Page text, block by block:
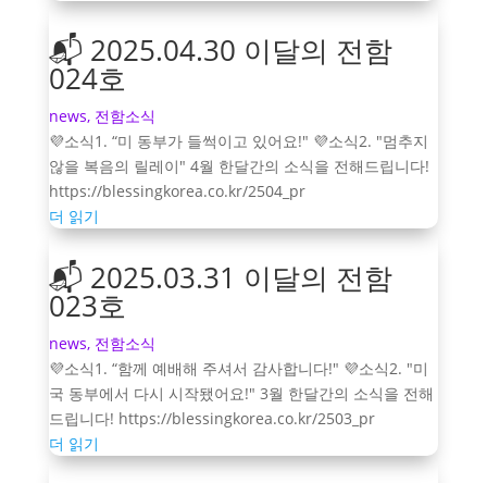
📬 2025.04.30 이달의 전함
024호
news, 전함소식
💜소식1. “미 동부가 들썩이고 있어요!" 💜소식2. "멈추지
않을 복음의 릴레이" 4월 한달간의 소식을 전해드립니다!
https://blessingkorea.co.kr/2504_pr
더 읽기
📬 2025.03.31 이달의 전함
023호
news, 전함소식
💜소식1. “함께 예배해 주셔서 감사합니다!" 💜소식2. "미
국 동부에서 다시 시작됐어요!" 3월 한달간의 소식을 전해
드립니다! https://blessingkorea.co.kr/2503_pr
더 읽기